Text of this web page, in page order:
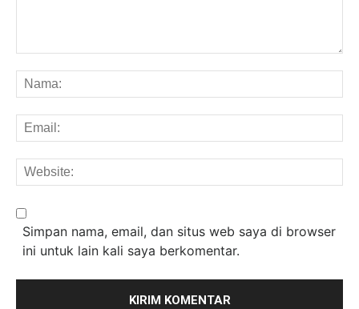
Simpan nama, email, dan situs web saya di browser
ini untuk lain kali saya berkomentar.